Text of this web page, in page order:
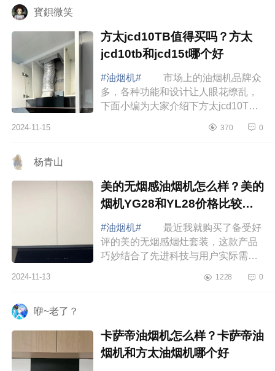
寳鋇微笑
方太jcd10TB值得买吗？方太
jcd10tb和jcd15t哪个好
#油烟机#
市场上的油烟机品牌众
多，各种功能和设计让人眼花缭乱，
下面小编为大家介绍下方太jcd10TB
好 方太jcd10TB值得买吗 这
2024-11-15 370 0
杨青山
美的无烟感油烟机怎么样？美的
烟机YG28和YL28价格比较哪
款性价比高
#油烟机#
最近我就购买了备受好
评的美的无烟感烟灶套装，这款产品
巧妙结合了先进科技与用户实际需
的健康担忧，下面小编为大家介绍下
2024-11-13 1228 0
咿~老了？
卡萨帝油烟机怎么样？卡萨帝油
烟机和方太油烟机哪个好